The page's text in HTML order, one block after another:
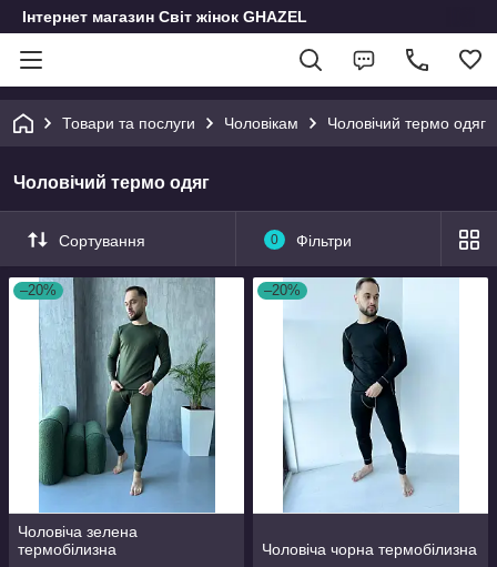
Інтернет магазин Світ жінок GHAZEL
Товари та послуги Чоловікам Чоловічий термо одяг
Чоловічий термо одяг
Сортування 0 Фільтри
–20%
Чоловіча зелена
термобілизна
–20%
Чоловіча чорна термобілизна